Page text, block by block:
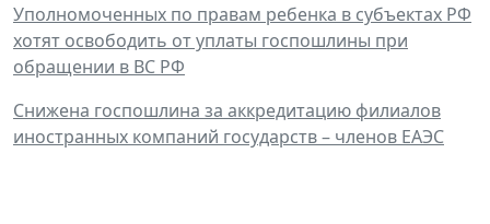
Уполномоченных по правам ребенка в субъектах РФ
хотят освободить от уплаты госпошлины при
обращении в ВС РФ
Снижена госпошлина за аккредитацию филиалов
иностранных компаний государств – членов ЕАЭС